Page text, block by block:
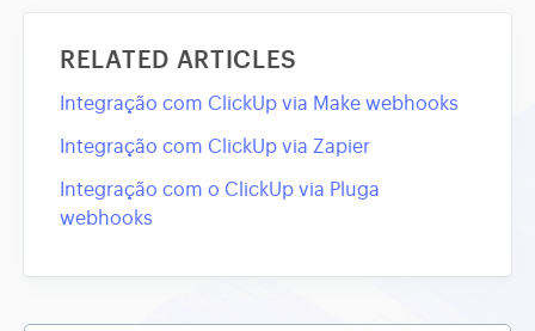
RELATED ARTICLES
Integração com ClickUp via Make webhooks
Integração com ClickUp via Zapier
Integração com o ClickUp via Pluga
webhooks